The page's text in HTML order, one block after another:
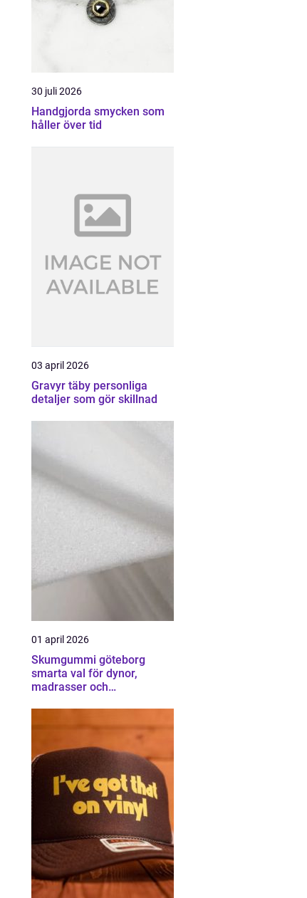
30 juli 2026
Handgjorda smycken som
håller över tid
03 april 2026
Gravyr täby personliga
detaljer som gör skillnad
01 april 2026
Skumgummi göteborg
smarta val för dynor,
madrasser och